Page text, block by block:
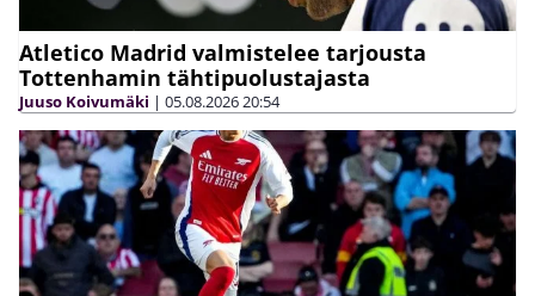
Atletico Madrid valmistelee tarjousta
Tottenhamin tähtipuolustajasta
Juuso Koivumäki | 05.08.202620:54